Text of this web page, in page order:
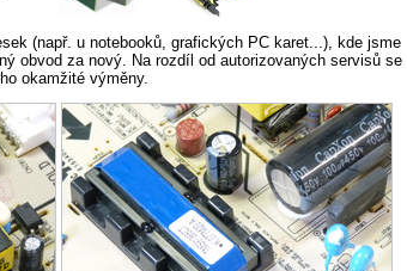
(např. u notebooků, grafických PC karet...), kde jsme
obvod za nový. Na rozdíl od autorizovaných servisů se
okamžité výměny.